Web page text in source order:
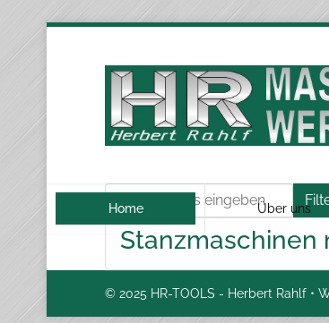
Home Über uns
Teil des Titels eingeben
Stanzmaschinen
© 2025 HR-TOOLS - Herbert Rahlf •